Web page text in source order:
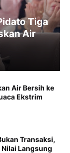
Tiga
Air
Air Bersih ke
Ekstrim
Transaksi,
Nilai Langsung